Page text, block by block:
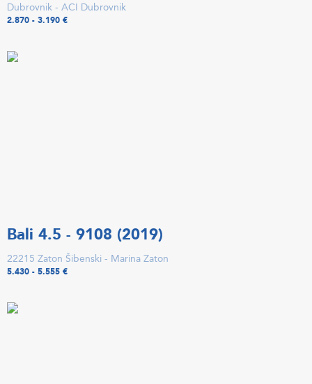
Dubrovnik - ACI Dubrovnik
2.870 - 3.190 €
Bali 4.5 - 9108 (2019)
22215 Zaton Šibenski - Marina Zaton
5.430 - 5.555 €